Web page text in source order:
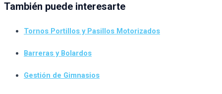
También puede interesarte
Tornos Portillos y Pasillos Motorizados
Barreras y Bolardos
Gestión de Gimnasios